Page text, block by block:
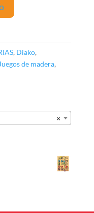
, Diako,
Juegos de madera,
×